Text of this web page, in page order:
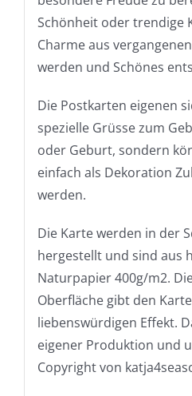
Schönheit oder trendige
Charme aus
werden und Schönes
Die Postkarten eigenen
spezielle Grüsse zum
oder Geburt, sondern
einfach als Dekoration
werden.
Die Karte werden in der
hergestellt und sind aus
Naturpapier 400g/m2.
Oberfläche gibt den
liebenswürdigen Effekt.
eigener Produktion und
Copyright von